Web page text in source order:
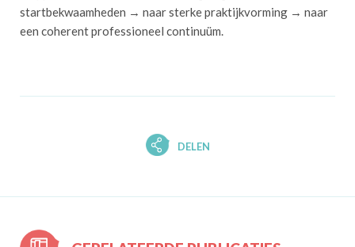
startbekwaamheden → naar sterke praktijkvorming → naar
een coherent professioneel continuüm.
DELEN